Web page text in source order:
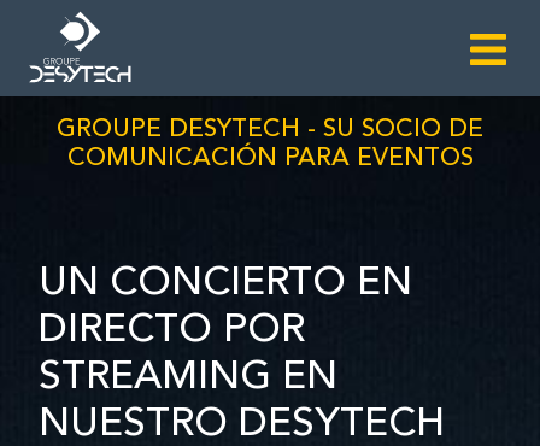
GROUPE DESYTECH - SU SOCIO DE
COMUNICACIÓN PARA EVENTOS
UN CONCIERTO EN
DIRECTO POR
STREAMING EN
NUESTRO DESYTECH